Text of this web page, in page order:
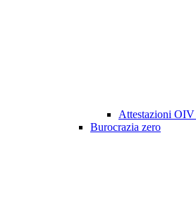
Attestazioni OIV
Burocrazia zero